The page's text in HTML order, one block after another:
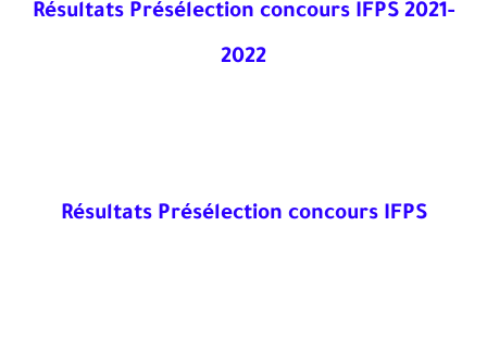
Résultats Présélection concours IFPS 2021-
2022
Résultats Présélection concours IFPS